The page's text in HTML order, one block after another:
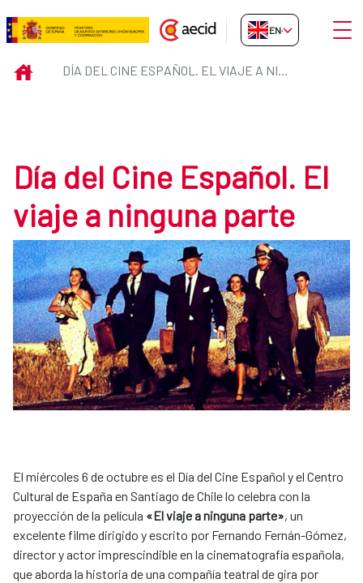
Skip to Main Content
Día del Cine Español. El viaje a
EN-GB
INICIO DÍA DEL CINE ESPAÑOL. EL VIAJE A NINGUNA PARTE
Día del Cine Español. El
viaje a ninguna parte
El miércoles 6 de octubre es el Día del Cine Español y el Centro
Cultural de España en Santiago de Chile lo celebra con la
proyección de la película «El viaje a ninguna parte», un
excelente filme dirigido y escrito por Fernando Fernán-Gómez,
director y actor imprescindible en la cinematografía española,
que aborda la historia de una compañía teatral de gira por